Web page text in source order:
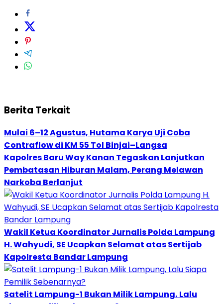
Berita Terkait
Mulai 6–12 Agustus, Hutama Karya Uji Coba
Contraflow di KM 55 Tol Binjai–Langsa
Kapolres Baru Way Kanan Tegaskan Lanjutkan
Pembatasan Hiburan Malam, Perang Melawan
Narkoba Berlanjut
Wakil Ketua Koordinator Jurnalis Polda Lampung
H. Wahyudi, SE Ucapkan Selamat atas Sertijab
Kapolresta Bandar Lampung
Satelit Lampung-1 Bukan Milik Lampung, Lalu